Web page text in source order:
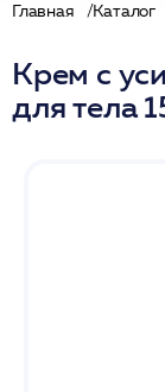
Главная Каталог
Крем с
для тела